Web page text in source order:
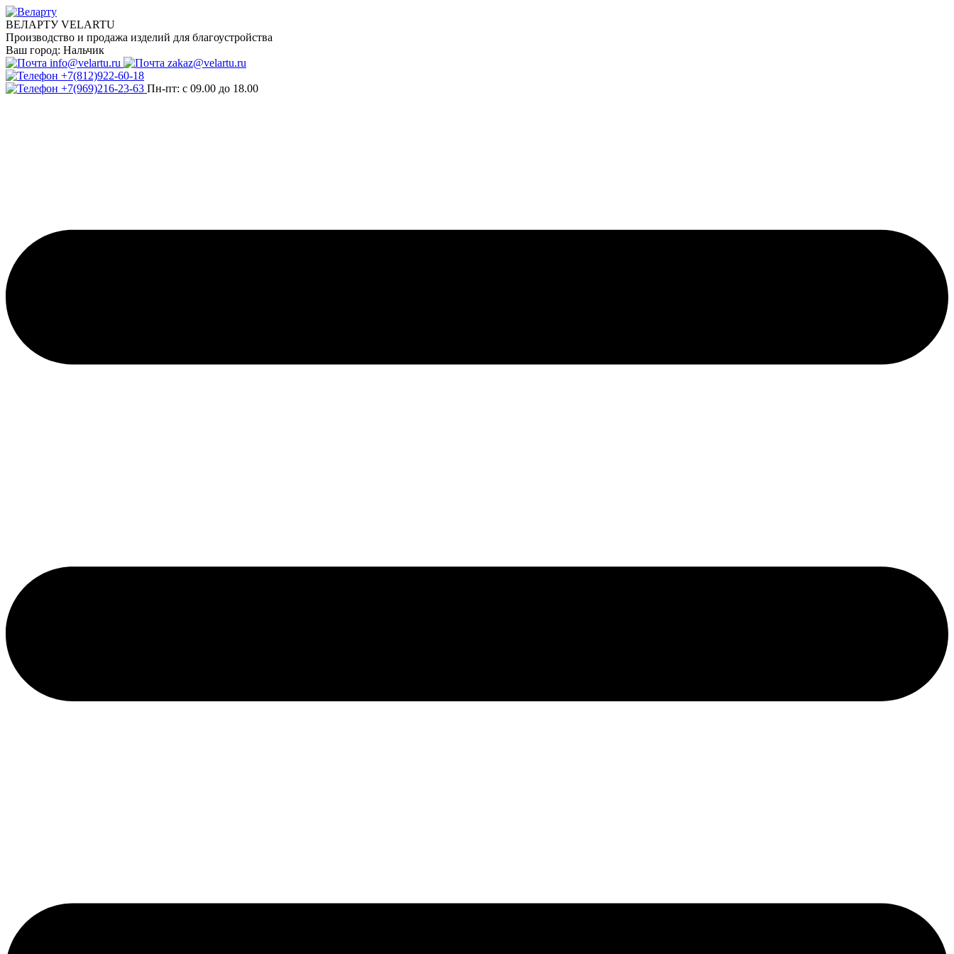
ВЕЛАРТУ VELARTU
Производство и продажа изделий для благоустройства
Ваш город: Нальчик
info@velartu.ru
zakaz@velartu.ru
+7(812)922-60-18
+7(969)216-23-63 Пн-пт: с 09.00 до 18.00